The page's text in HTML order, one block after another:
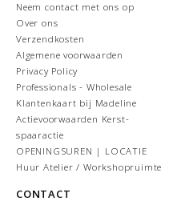
Neem contact met ons op
Over ons
Verzendkosten
Algemene voorwaarden
Privacy Policy
Professionals - Wholesale
Klantenkaart bij Madeline
Actievoorwaarden Kerst-
spaaractie
OPENINGSUREN | LOCATIE
Huur Atelier / Workshopruimte
CONTACT